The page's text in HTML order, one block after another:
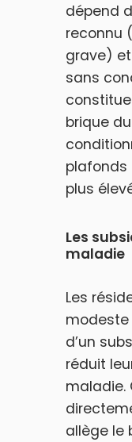
dépend
reconnu
grave)
sans
brique
plafonds
plus
Les
maladie
Les
d’un
réduit
maladie.
allège le